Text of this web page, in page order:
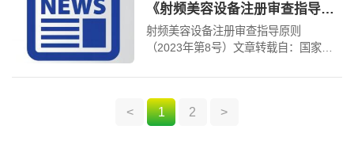
《射频美容设备注册审查指导原则（2023年第8号）》
射频美容设备注册审查指导原则
（2023年第8号）文章转载自：国家药
文链接：https://www.cmde.org.cn//fl...
< 1 2 >